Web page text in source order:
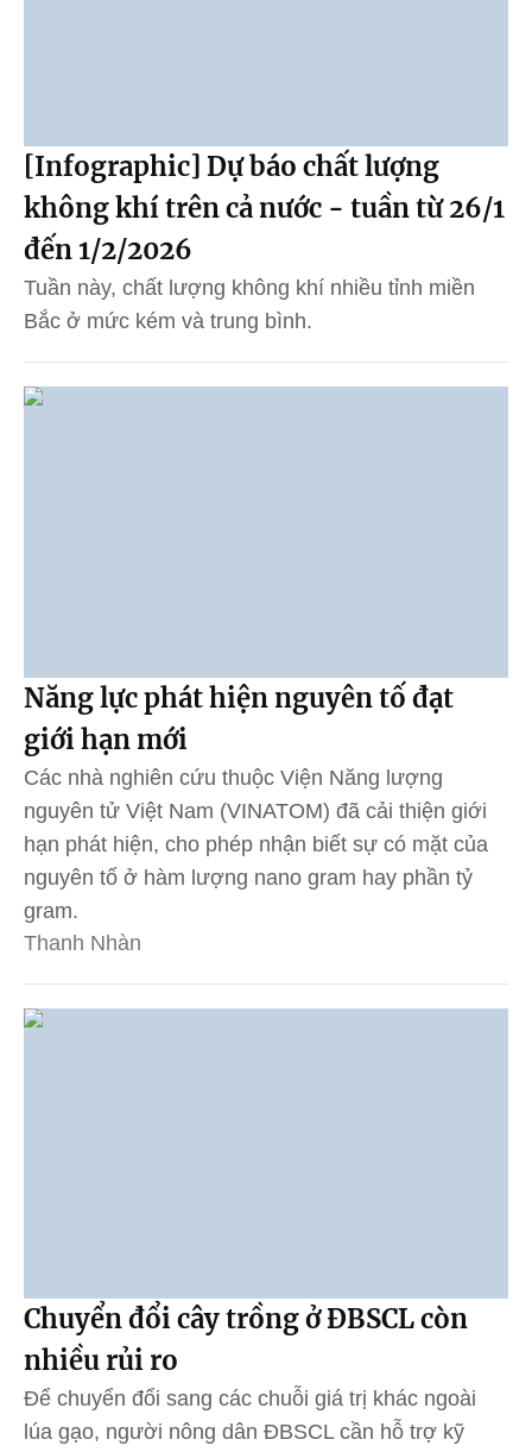
[Infographic] Dự báo chất lượng
không khí trên cả nước - tuần từ 26/1
đến 1/2/2026
Tuần này, chất lượng không khí nhiều tỉnh miền
Bắc ở mức kém và trung bình.
Năng lực phát hiện nguyên tố đạt
giới hạn mới
Các nhà nghiên cứu thuộc Viện Năng lượng
nguyên tử Việt Nam (VINATOM) đã cải thiện giới
hạn phát hiện, cho phép nhận biết sự có mặt của
nguyên tố ở hàm lượng nano gram hay phần tỷ
gram.
Thanh Nhàn
Chuyển đổi cây trồng ở ĐBSCL còn
nhiều rủi ro
Để chuyển đổi sang các chuỗi giá trị khác ngoài
lúa gạo, người nông dân ĐBSCL cần hỗ trợ kỹ